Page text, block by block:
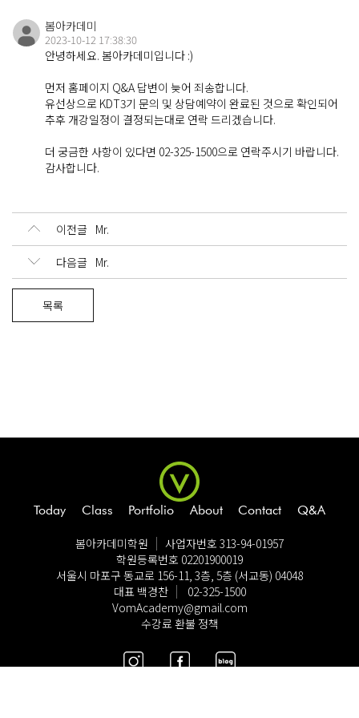
About
Contact 연락처 및 오시는 길
봄아카데미
2023-10-12 17:38:30
안녕하세요. 봄아카데미입니다 :)
먼저 홈페이지 Q&A 답변이 늦어 죄송합니다.
유선상으로 KDT3기 문의 및 상담예약이 완료된 것으로 확인되어
추후 개강일정이 결정되는대로 연락 드리겠습니다.
더 궁금한 사항이 있다면 02-325-1500으로 연락주시기 바랍니다.
감사합니다.
이전글 Mr.
다음글 Mr.
목록
Today Class Portfolio About Contact Q&A
봄아카데미학원
사업자번호 313-94-01957
학원등록번호 02201900019
서울시 마포구 동교로 156-11, 3층, 5층 (서교동) 04048
대표 백경찬
02-325-1500
VomAcademy@gmail.com
수강료 환불 정책